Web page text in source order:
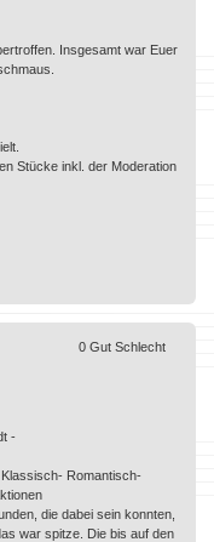
Insgesamt war Euer
Stücke inkl. der Moderation
-
Romantisch-
die dabei sein konnten,
war spitze. Die bis auf den
0 Gut Schlecht